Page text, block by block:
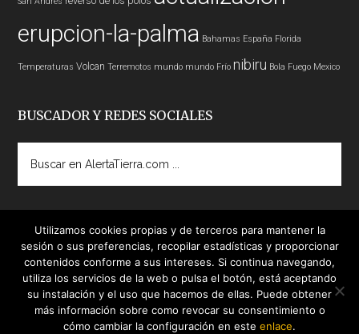
erupcion-la-palma Bahamas España Florida
Temperaturas Volcan Terremotos mundo mundo Frío nibiru Bola Fuego Mexico
BUSCADOR Y REDES SOCIALES
AlertaTierra.com
Utilizamos cookies propias y de terceros para mantener la
sesión o sus preferencias, recopilar estadísticas y proporcionar
contenidos conforme a sus intereses. Si continua navegando,
utiliza los servicios de la web o pulsa el botón, está aceptando
su instalación y el uso que hacemos de ellas. Puede obtener
más información sobre como revocar su consentimiento o
cómo cambiar la configuración en este enlace.